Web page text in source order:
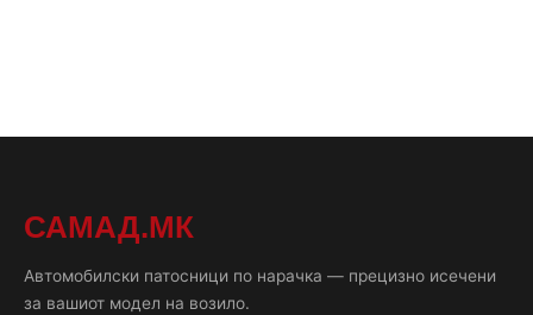
САМАД.МК
Автомобилски патосници по нарачка — прецизно исечени
за вашиот модел на возило.